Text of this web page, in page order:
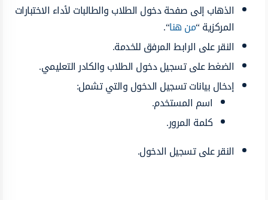
الذهاب إلى صفحة دخول الطلاب والطالبات لأداء الاختبارات
المركزية “من هنا“.
النقر على الرابط المرفق للخدمة.
الضغط على تسجيل دخول الطلاب والكادر التعليمي.
إدخال بيانات تسجيل الدخول والتي تشمل:
اسم المستخدم.
كلمة المرور.
النقر على تسجيل الدخول.